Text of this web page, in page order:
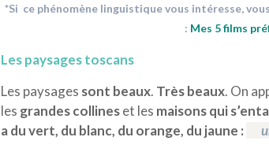
*Si ce phénomène linguistique vous intéresse,
: Mes 5 films
Les paysages toscans
Les paysages sont beaux. Très beaux. On
les grandes collineset les maisons qui
a du vert, du blanc, du orange, du jaune :